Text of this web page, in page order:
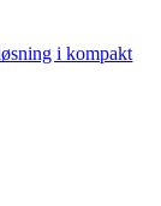
i kompakt